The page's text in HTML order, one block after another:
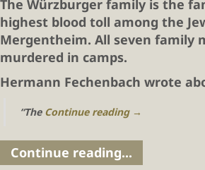
The Würzburger family is the
highest blood toll among the
Mergentheim. All seven family
murdered in camps.
Hermann Fechenbach wrote
“The Continue reading →
Continue reading...